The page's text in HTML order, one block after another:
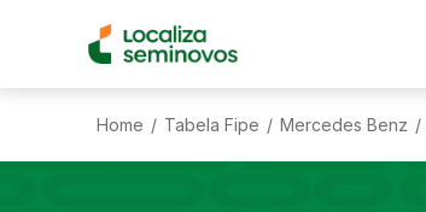
Home / Tabela Fipe / Mercedes Benz /